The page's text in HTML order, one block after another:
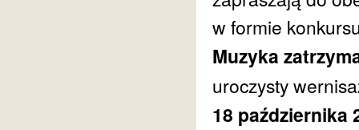
w formie
Muzyka
uroczysty
18 października